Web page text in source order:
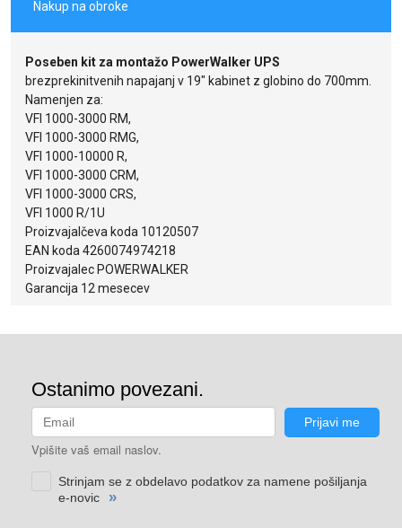
Nakup na obroke
Poseben kit za montažo PowerWalker UPS
brezprekinitvenih napajanj v 19" kabinet z globino do 700mm.
Namenjen za:
VFI 1000-3000 RM,
VFI 1000-3000 RMG,
VFI 1000-10000 R,
VFI 1000-3000 CRM,
VFI 1000-3000 CRS,
VFI 1000 R/1U
Proizvajalčeva koda 10120507
EAN koda 4260074974218
Proizvajalec POWERWALKER
Garancija 12 mesecev